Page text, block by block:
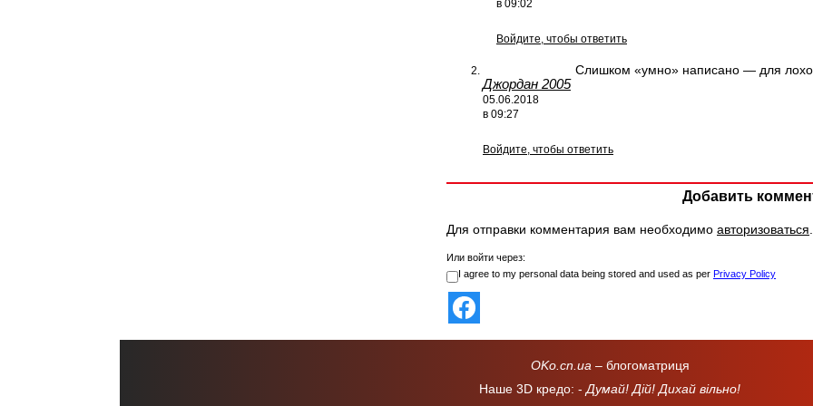
в 09:02
Войдите, чтобы ответить
Джордан 2005
05.06.2018
в 09:27
Слишком «умно» написано — для
Войдите, чтобы ответить
Добавить
Для отправки комментария вам необходимо авторизоваться
Или войти через:
I agree to my personal data being stored and used as per Privacy Policy
OKo.cn.ua – блогоматриця
Наше 3D кредо: - Думай! Дій! Дихай вільно!